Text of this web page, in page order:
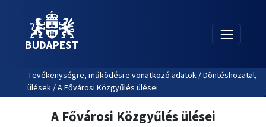
BUDAPEST
Tevékenységre, működésre vonatkozó adatok / Döntéshozatal,
ülések / A Fővárosi Közgyűlés ülései
A Fővárosi Közgyűlés ülései